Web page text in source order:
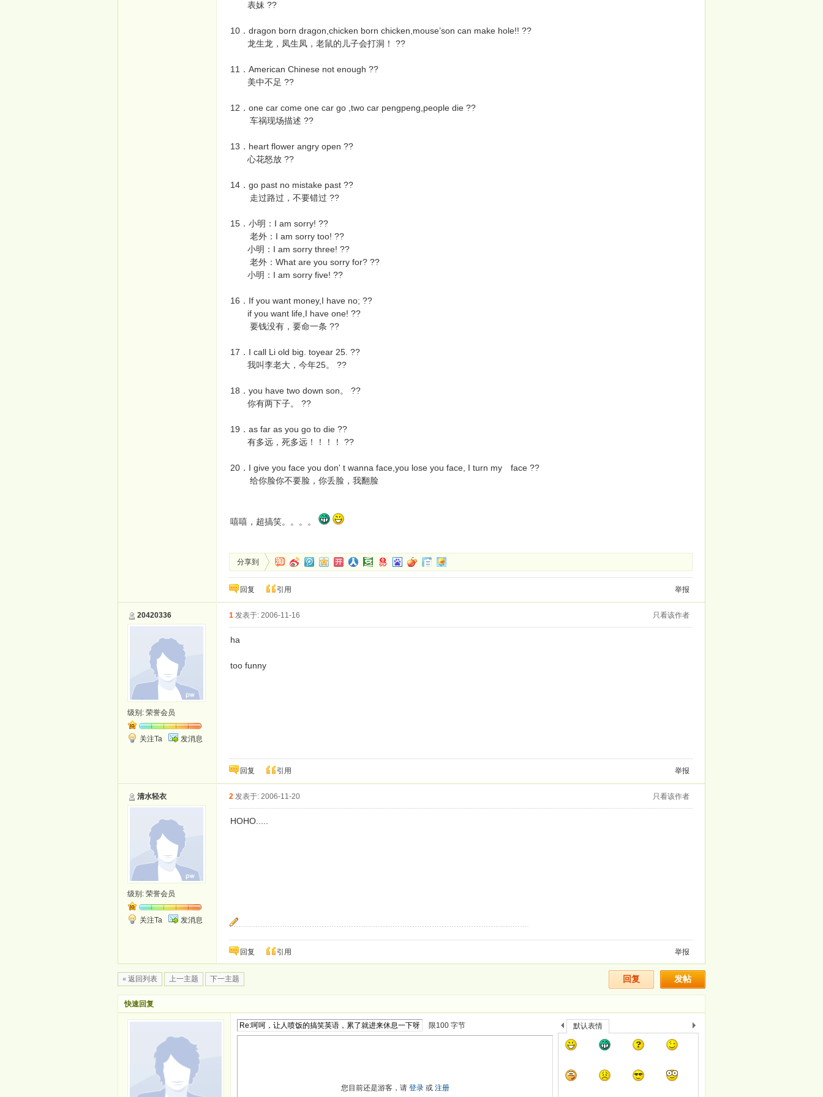
表妹 ??
10．dragon born dragon,chicken born chicken,mouse’son can make hole!! ??
龙生龙，凤生凤，老鼠的儿子会打洞！ ??
11．American Chinese not enough ??
美中不足 ??
12．one car come one car go ,two car pengpeng,people die ??
车祸现场描述 ??
13．heart flower angry open ??
心花怒放 ??
14．go past no mistake past ??
走过路过，不要错过 ??
15．小明：I am sorry! ??
老外：I am sorry too! ??
小明：I am sorry three! ??
老外：What are you sorry for? ??
小明：I am sorry five! ??
16．If you want money,I have no; ??
if you want life,I have one! ??
要钱没有，要命一条 ??
17．I call Li old big. toyear 25. ??
我叫李老大，今年25。 ??
18．you have two down son。 ??
你有两下子。 ??
19．as far as you go to die ??
有多远，死多远！！！！ ??
20．I give you face you don' t wanna face,you lose you face, I turn my face ??
给你脸你不要脸，你丢脸，我翻脸
嘻嘻，超搞笑。。。。
分享到
回复 引用 举报
20420336
级别: 荣誉会员
关注Ta 发消息
只看该作者
1 发表于: 2006-11-16
ha
too funny
回复 引用 举报
清水轻衣
级别: 荣誉会员
关注Ta 发消息
只看该作者
2 发表于: 2006-11-20
HOHO.....
期待你守护我的一生.
回复
引用 举报
发帖
回复
« 返回列表 上一主题 下一主题
快速回复
限100 字节
您目前还是游客，请 登录或 注册
上
一
下
默认表情